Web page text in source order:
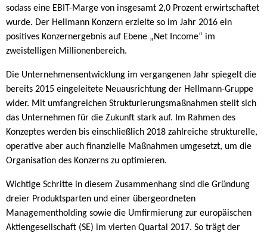
sodass eine EBIT-Marge von insgesamt 2,0 Prozent erwirtschaftet
wurde. Der Hellmann Konzern erzielte so im Jahr 2016 ein
positives Konzernergebnis auf Ebene „Net Income“ im
zweistelligen Millionenbereich.
Die Unternehmensentwicklung im vergangenen Jahr spiegelt die
bereits 2015 eingeleitete Neuausrichtung der Hellmann-Gruppe
wider. Mit umfangreichen Strukturierungsmaßnahmen stellt sich
das Unternehmen für die Zukunft stark auf. Im Rahmen des
Konzeptes werden bis einschließlich 2018 zahlreiche strukturelle,
operative aber auch finanzielle Maßnahmen umgesetzt, um die
Organisation des Konzerns zu optimieren.
Wichtige Schritte in diesem Zusammenhang sind die Gründung
dreier Produktsparten und einer übergeordneten
Managementholding sowie die Umfirmierung zur europäischen
Aktiengesellschaft (SE) im vierten Quartal 2017. So trägt der